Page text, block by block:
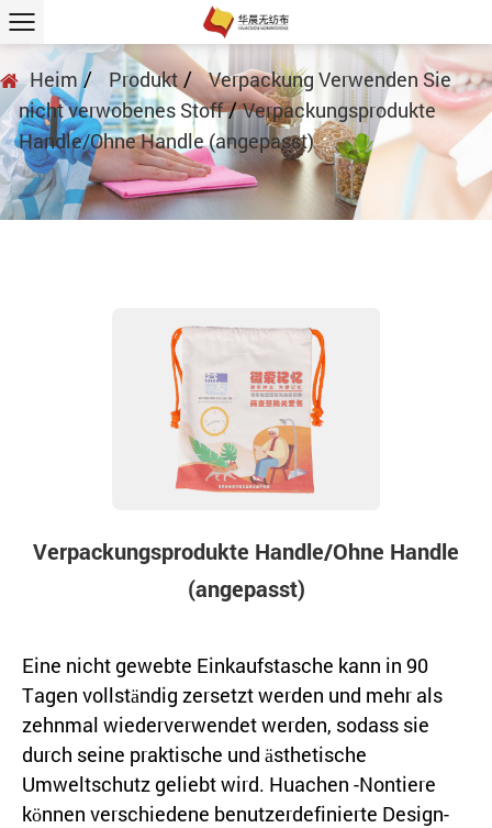
Heim/ Produkt/ Verpackung Verwenden Sie
nicht verwobenes Stoff/Verpackungsprodukte
Handle/Ohne Handle (angepasst)
Verpackungsprodukte Handle/Ohne Handle
(angepasst)
Eine nicht gewebte Einkaufstasche kann in 90
Tagen vollständig zersetzt werden und mehr als
zehnmal wiederverwendet werden, sodass sie
durch seine praktische und ästhetische
Umweltschutz geliebt wird. Huachen -Nontiere
können verschiedene benutzerdefinierte Design-